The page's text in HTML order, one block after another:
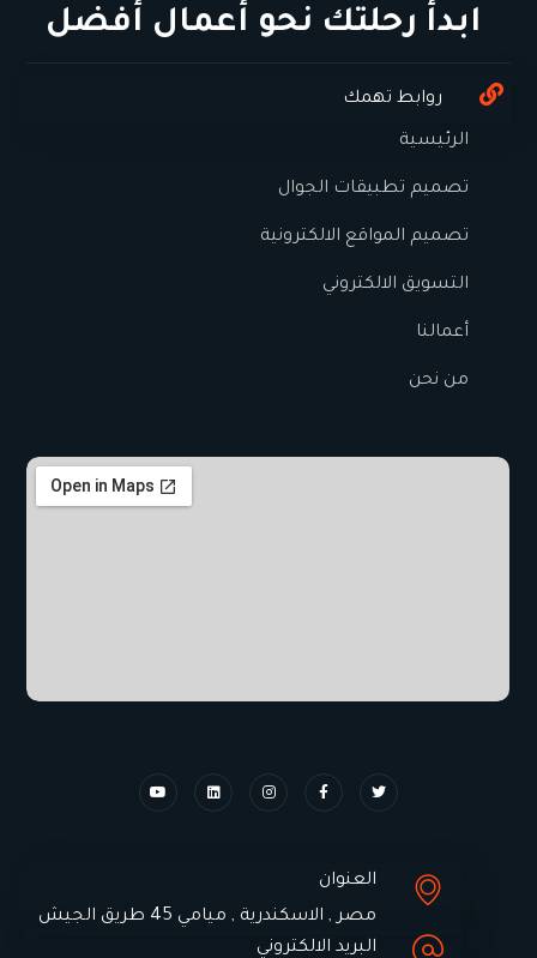
ابدأ رحلتك نحو أعمال أفضل
روابط تهمك
الرئيسية
تصميم تطبيقات الجوال
تصميم المواقع الالكترونية
التسويق الالكتروني
أعمالنا
من نحن
العنوان
مصر , الاسكندرية , ميامي 45 طريق الجيش
البريد الالكتروني